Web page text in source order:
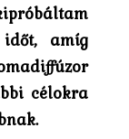
amíg
célokra